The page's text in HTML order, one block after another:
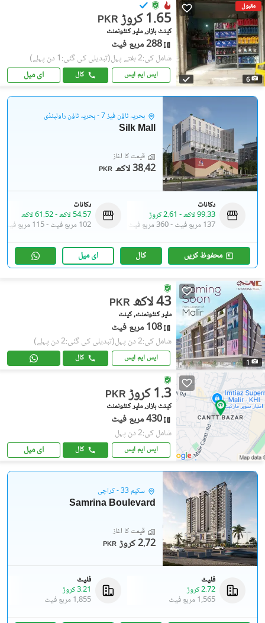
مقبول
6
PKR 1.65 کروڑ
کینٹ بازار, ملیر کنٹونمنٹ
288 مربع فیٹ
شامل کی:2 ہفتے پہل (تبدیلی کی گئی:1 دن پہلے)
ایس ایم ایس کال ای میل
بحریہ ٹاؤن فیز 7 - بحریہ ٹاؤن راولپنڈی
Silk Mall
قیمت کا آغاز
PKR 38.42 لاکھ
دکانات
99.33 لاکھ
- 2.61 کروڑ
137 مربع فیٹ
-360 مربع فیٹ
دکانات
54.57 لاکھ
-61.52 لاکھ
102 مربع فیٹ
-115 مربع فیٹ
محفوظ کریں کال ای میل
1
PKR 43 لاکھ
ملیر کنٹونمنٹ, کینٹ
108 مربع فیٹ
شامل کی:2 دن پہل (تبدیلی کی گئی:2 دن پہلے)
ایس ایم ایس کال
PKR 1.3 کروڑ
کینٹ بازار, ملیر کنٹونمنٹ
430 مربع فیٹ
شامل کی:2 دن پہل
ایس ایم ایس کال ای میل
سکیم 33 - کراچی
Samrina Boulevard
قیمت کا آغاز
PKR 2.72 کروڑ
فلیٹ
2.72 کروڑ
1,565 مربع فیٹ
فلیٹ
3.21 کروڑ
1,855 مربع فیٹ